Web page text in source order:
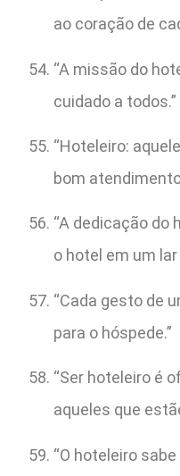
ao coração de
“A missão do
cuidado a todos.”
“Hoteleiro:
bom
“A dedicação do
o hotel em um
“Cada gesto de
para o hóspede.”
“Ser hoteleiro é
aqueles que
“O hoteleiro